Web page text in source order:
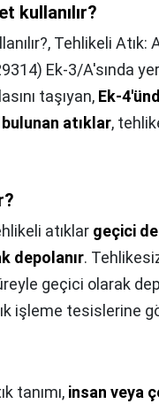
kullanılır?
Tehlikeli Atık:
Ek-3/A'sında
taşıyan, Ek-
atıklar,
atıklar geçici
depolanır.
geçici olarak
işleme tesislerine
tanımı, insan veya